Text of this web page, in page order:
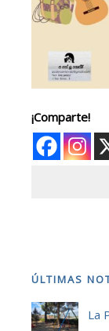
¡Comparte!
ÚLTIMAS
La